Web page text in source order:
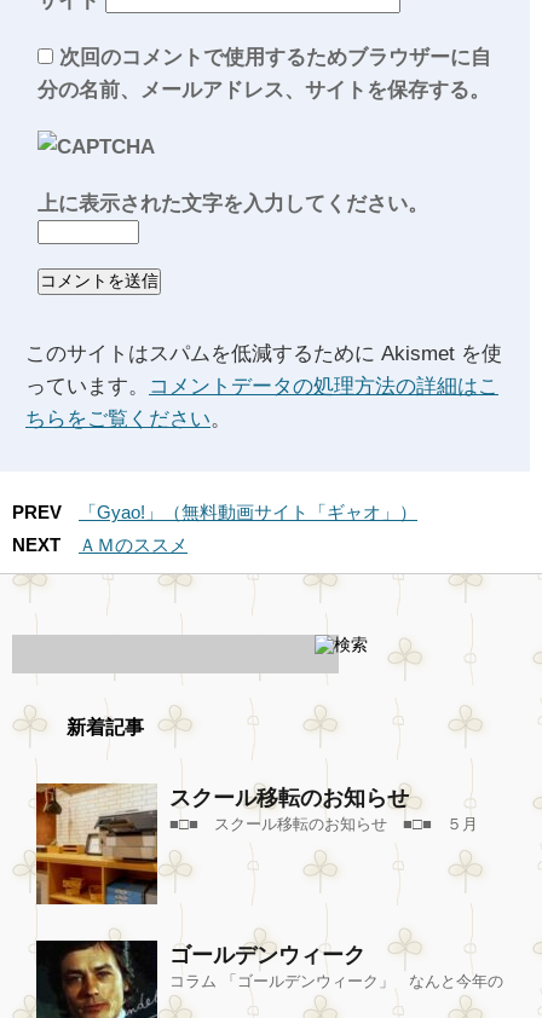
次回のコメントで使用するためブラウザーに自
分の名前、メールアドレス、サイトを保存する。
上に表示された文字を入力してください。
このサイトはスパムを低減するために Akismet を使
っています。
コメントデータの処理方法の詳細はこ
ちらをご覧ください。
PREV
「Gyao!」（無料動画サイト「ギャオ」）
NEXT
ＡＭのススメ
新着記事
スクール移転のお知らせ
■□■ スクール移転のお知らせ ■□■ ５月
ゴールデンウィーク
コラム 「ゴールデンウィーク」 なんと今年の